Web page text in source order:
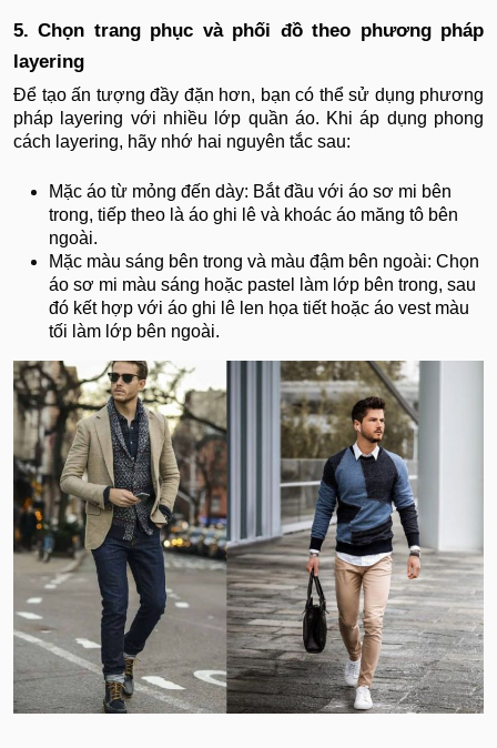
5. Chọn trang phục và phối đồ theo phương pháp
layering
Để tạo ấn tượng đầy đặn hơn, bạn có thể sử dụng phương
pháp layering với nhiều lớp quần áo. Khi áp dụng phong
cách layering, hãy nhớ hai nguyên tắc sau:
Mặc áo từ mỏng đến dày: Bắt đầu với áo sơ mi bên
trong, tiếp theo là áo ghi lê và khoác áo măng tô bên
ngoài.
Mặc màu sáng bên trong và màu đậm bên ngoài: Chọn
áo sơ mi màu sáng hoặc pastel làm lớp bên trong, sau
đó kết hợp với áo ghi lê len họa tiết hoặc áo vest màu
tối làm lớp bên ngoài.